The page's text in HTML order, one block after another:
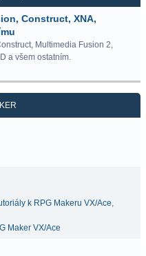
Construct, XNA,
Multimedia Fusion 2,
a všem ostatním.
k RPG Makeru VX/Ace,
Maker VX/Ace